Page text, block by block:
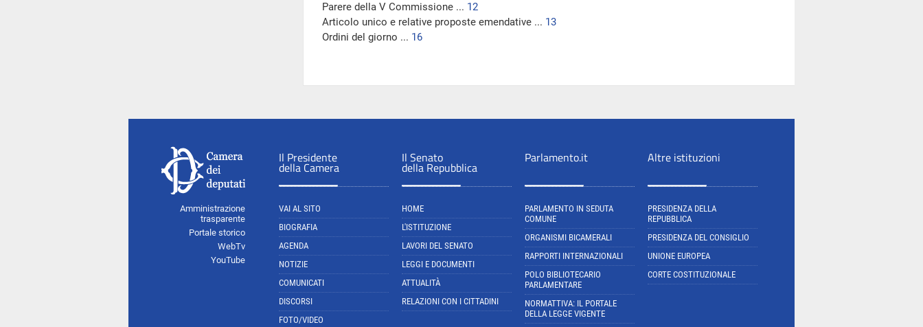
Parere della V Commissione ... 12
Articolo unico e relative proposte emendative ... 13
Ordini del giorno ... 16
Amministrazione
trasparente
Portale storico
WebTv
YouTube
Il Presidente
della Camera
VAI AL SITO
BIOGRAFIA
AGENDA
NOTIZIE
COMUNICATI
DISCORSI
FOTO/VIDEO
Il Senato
della Repubblica
HOME
L'ISTITUZIONE
LAVORI DEL SENATO
LEGGI E DOCUMENTI
ATTUALITÀ
RELAZIONI CON I CITTADINI
Parlamento.it
PARLAMENTO IN SEDUTA
COMUNE
ORGANISMI BICAMERALI
RAPPORTI INTERNAZIONALI
POLO BIBLIOTECARIO
PARLAMENTARE
NORMATTIVA: IL PORTALE
DELLA LEGGE VIGENTE
Altre istituzioni
PRESIDENZA DELLA
REPUBBLICA
PRESIDENZA DEL CONSIGLIO
UNIONE EUROPEA
CORTE COSTITUZIONALE